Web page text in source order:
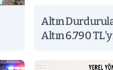
Altın
Altın 6.790